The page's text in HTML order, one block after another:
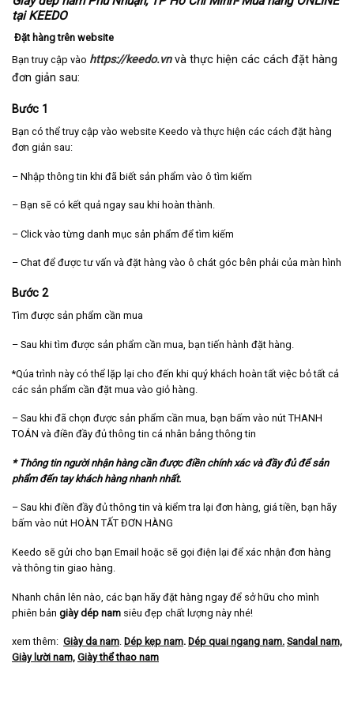
tại KEEDO
Đặt hàng trên website
Bạn truy cập vào https://keedo.vnvà thực hiện các cách đặt hàng
đơn giản sau:
Bước 1
Bạn có thể truy cập vào website Keedo và thực hiện các cách đặt hàng
đơn giản sau:
– Nhập thông tin khi đã biết sản phẩm vào ô tìm kiếm
– Bạn sẽ có kết quả ngay sau khi hoàn thành.
– Click vào từng danh mục sản phẩm để tìm kiếm
– Chat để được tư vấn và đặt hàng vào ô chát góc bên phải của màn hình
Bước 2
Tìm được sản phẩm cần mua
– Sau khi tìm được sản phẩm cần mua, bạn tiến hành đặt hàng.
*Qúa trình này có thể lặp lại cho đến khi quý khách hoàn tất việc bỏ tất cả
các sản phẩm cần đặt mua vào giỏ hàng.
– Sau khi đã chọn được sản phẩm cần mua, bạn bấm vào nút THANH
TOÁN và điền đầy đủ thông tin cá nhân bảng thông tin
* Thông tin người nhận hàng cần được điền chính xác và đầy đủ để sản
phẩm đến tay khách hàng nhanh nhất.
– Sau khi điền đầy đủ thông tin và kiểm tra lại đơn hàng, giá tiền, bạn hãy
bấm vào nút HOÀN TẤT ĐƠN HÀNG
Keedo sẽ gửi cho bạn Email hoặc sẽ gọi điện lại để xác nhận đơn hàng
và thông tin giao hàng.
Nhanh chân lên nào, các bạn hãy đặt hàng ngay để sở hữu cho mình
phiên bản giày dép nam siêu đẹp chất lượng này nhé!
xem thêm: Giày da nam. Dép kẹp nam. Dép quai ngang nam. Sandal nam,
Giày lười nam, Giày thể thao nam